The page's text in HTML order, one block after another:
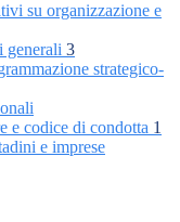
su organizzazione e
generali 3
strategico-
e codice di condotta 1
e imprese